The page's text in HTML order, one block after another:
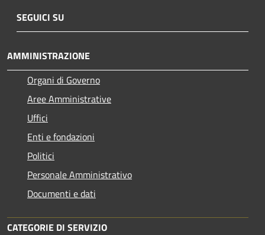
SEGUICI SU
AMMINISTRAZIONE
Organi di Governo
Aree Amministrative
Uffici
Enti e fondazioni
Politici
Personale Amministrativo
Documenti e dati
CATEGORIE DI SERVIZIO